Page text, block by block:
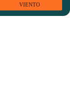
VIENTO